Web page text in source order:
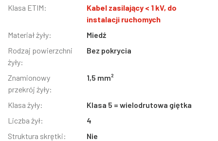
Klasa ETIM:
Kabel zasilający < 1 kV, do
instalacji ruchomych
Materiał żyły:
Miedź
Rodzaj powierzchni
żyły:
Bez pokrycia
Znamionowy
przekrój żyły:
1,5 mm²
Klasa żyły:
Klasa 5 = wielodrutowa giętka
Liczba żył:
4
Struktura skrętki:
Nie